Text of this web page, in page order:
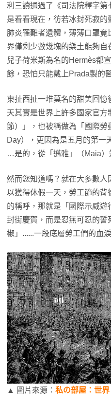
利三讀通過了《司法院釋字第
是看看現在，彷若冰封死寂
肺炎罹難者遺體，薄薄口罩
界僅剩少數幾塊的樂土能夠
兒子荷米斯為名的Hermès都
餘，恐怕只能戴上Prada製的
東扯西扯一堆莫名的甜美回
天其實是世界上許多國家官方
節）」，也被稱做為「國際
Day），更因為是五月的第一
…是的，從「邁雅」（Maia）
然而您知道嗎？就在大多數人
以獲得休假一天，勞工節的
的稱呼，那就是「國際示威
封街慶賀，而是忍無可忍的
椒」......一段底層勞工們的血
▲ 圖片來源： 私の部屋：世